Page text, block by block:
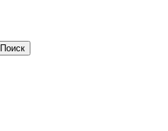
Поиск